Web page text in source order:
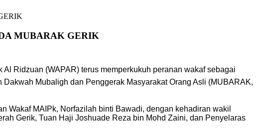
MUBARAK GERIK
Ridzuan (WAPAR) terus memperkukuh peranan wakaf sebagai
Mubaligh dan Penggerak Masyarakat Orang Asli (MUBARAK,
Wakaf MAIPk, Norfazilah binti Bawadi, dengan kehadiran wakil
Gerik, Tuan Haji Joshuade Reza bin Mohd Zaini, dan Penyelaras